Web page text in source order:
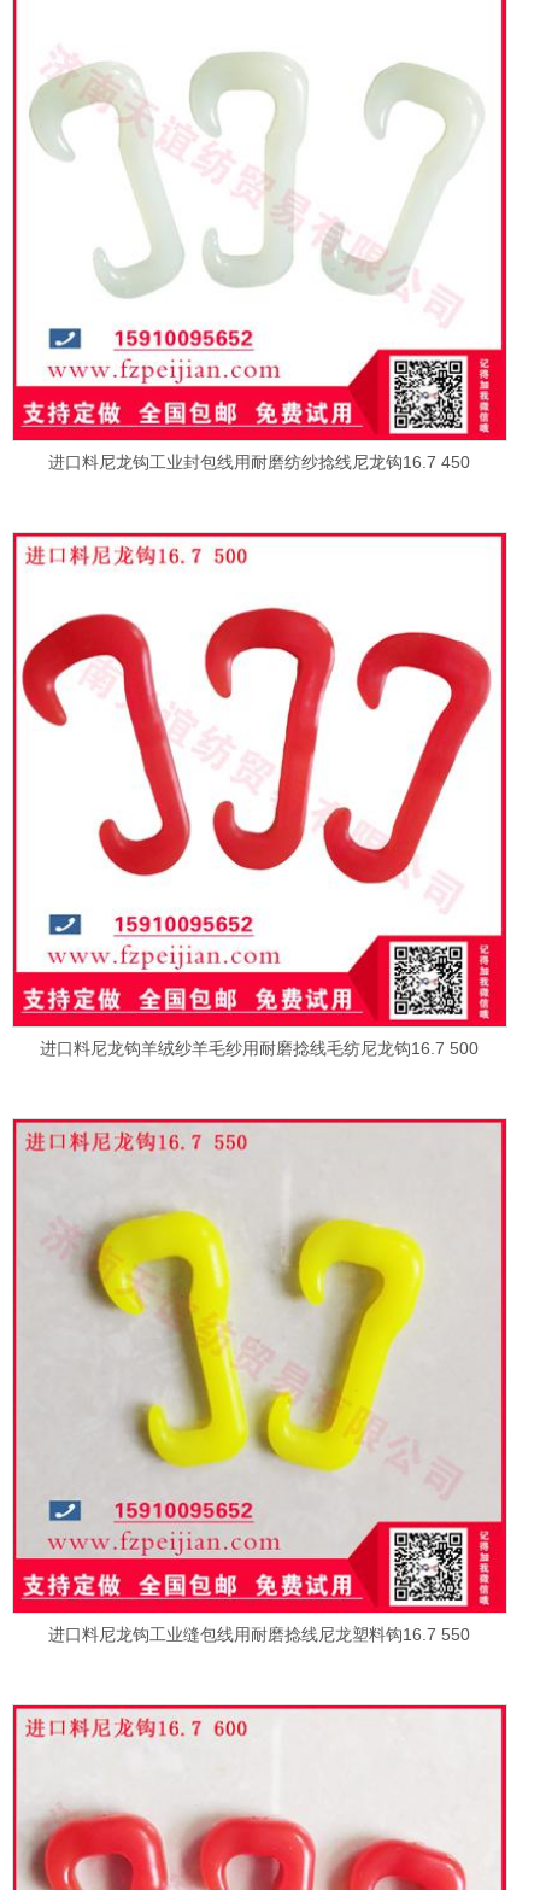
进口料尼龙钩工业封包线用耐磨纺纱捻线尼龙钩16.7 450
进口料尼龙钩羊绒纱羊毛纱用耐磨捻线毛纺尼龙钩16.7 500
进口料尼龙钩工业缝包线用耐磨捻线尼龙塑料钩16.7 550